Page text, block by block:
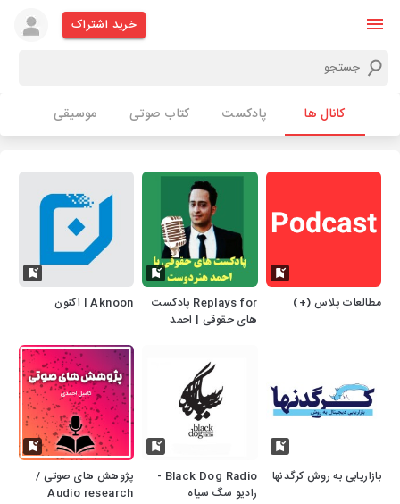
خرید اشتراک
کانال ها پادکست کتاب صوتی موسیقی
مطالعات پلاس (+)
Replays for پادکست
های حقوقی | احمد
Aknoon | اکنون
بازاریابی به روش کرگدنها
Black Dog Radio -
رادیو سگ سیاه
پژوهش های صوتی /
Audio research